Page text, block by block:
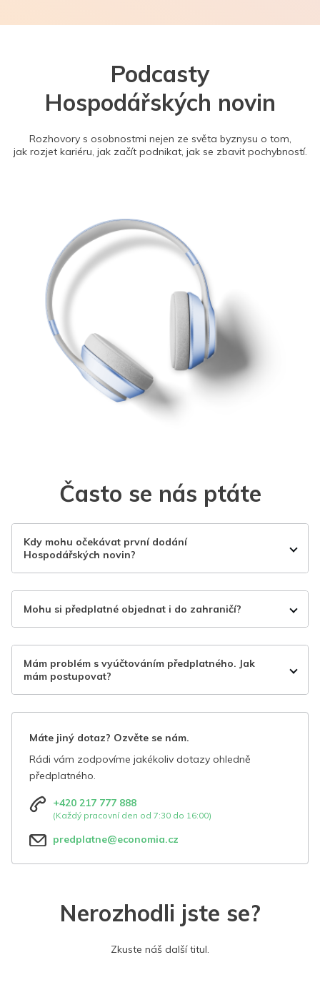
Podcasty
Hospodářských novin
Rozhovory s osobnostmi nejen ze světa byznysu o tom,
jak rozjet kariéru, jak začít podnikat, jak se zbavit pochybností.
Často se nás ptáte
Kdy mohu očekávat první dodání
Hospodářských novin?
Mohu si předplatné objednat i do zahraničí?
Mám problém s vyúčtováním předplatného. Jak
mám postupovat?
Máte jiný dotaz? Ozvěte se nám.
Rádi vám zodpovíme jakékoliv dotazy ohledně
předplatného.
+420 217 777 888
(Každý pracovní den od 7:30 do 16:00)
predplatne@economia.cz
Nerozhodli jste se?
Zkuste náš další titul.